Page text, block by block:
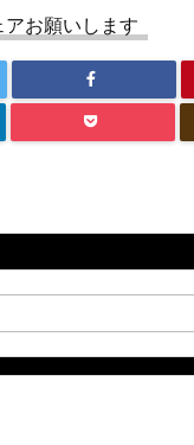
お願いします